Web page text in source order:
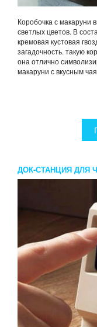
Коробочка с макаруни
светлых цветов. В
кремовая кустовая
загадочность. такую
она отлично
макаруни с вкусным
ДОК-СТАНЦИЯ ДЛЯ